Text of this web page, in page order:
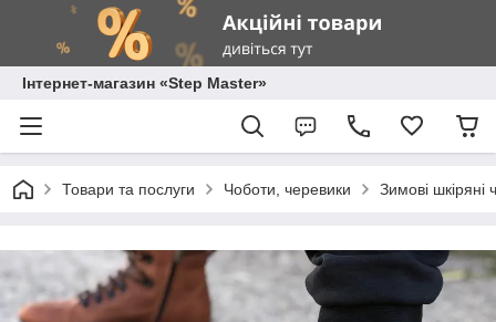
Інтернет-магазин «Step Master»
Товари та послуги Чоботи, черевики Зимові